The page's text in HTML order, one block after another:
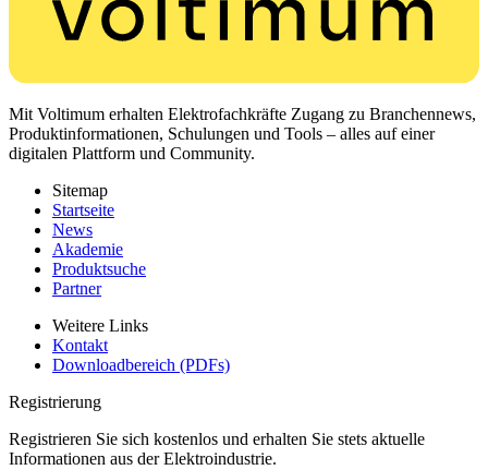
Mit Voltimum erhalten Elektrofachkräfte Zugang zu Branchennews,
Produktinformationen, Schulungen und Tools – alles auf einer
digitalen Plattform und Community.
Sitemap
Startseite
News
Akademie
Produktsuche
Partner
Weitere Links
Kontakt
Downloadbereich (PDFs)
Registrierung
Registrieren Sie sich kostenlos und erhalten Sie stets aktuelle
Informationen aus der Elektroindustrie.